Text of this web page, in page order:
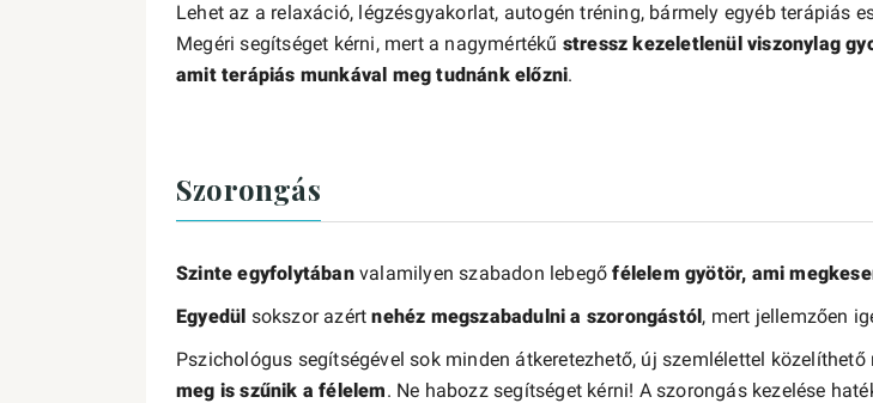
Lehet az a relaxáció, légzésgyakorlat, autogén tréning, bármely egyéb terápiás
Megéri segítséget kérni, mert a nagymértékű stressz kezeletlenül viszonylag
amit terápiás munkával meg tudnánk előzni.
Szorongás
Szinte egyfolytábanvalamilyen szabadon lebegőfélelem gyötör, ami
Egyedül sokszor azértnehéz megszabadulni a szorongástól, mert jellemzően
Pszichológus segítségével sok minden átkeretezhető, új szemlélettel közelíthető
meg is szűnik a félelem. Ne habozz segítséget kérni! A szorongás kezelése